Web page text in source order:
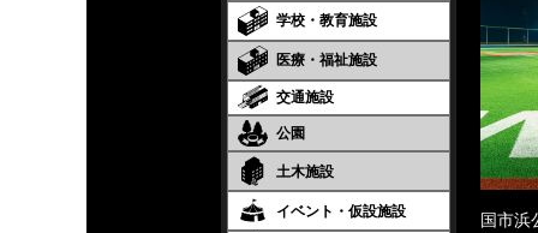
学校・教育施設
医療・福祉施設
交通施設
公園
土木施設
イベント・仮設施設
国市浜